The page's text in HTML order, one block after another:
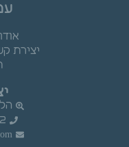
יצירת
הלל 14,